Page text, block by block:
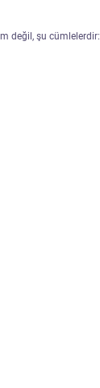
değil, şu cümlelerdir: